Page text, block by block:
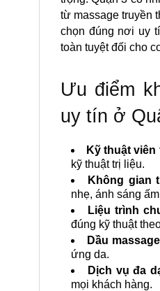
từ massage truyền
chọn đúng nơi uy
toàn tuyệt đối cho
Ưu điểm
uy tín ở
Kỹ thuật viên
kỹ thuật trị liệu.
Không gian
nhẹ, ánh sáng
Liệu trình
đúng kỹ thuật
Dầu
ứng da.
Dịch vụ đa
mọi khách hàng.